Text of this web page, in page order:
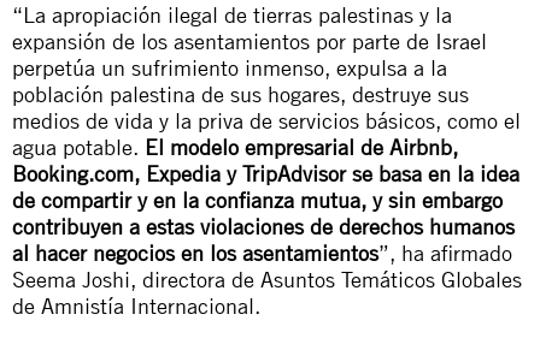
“La apropiación ilegal de tierras palestinas y la
expansión de los asentamientos por parte de Israel
perpetúa un sufrimiento inmenso, expulsa a la
población palestina de sus hogares, destruye sus
medios de vida y la priva de servicios básicos, como el
agua potable. El modelo empresarial de Airbnb,
Booking.com, Expedia y TripAdvisor se basa en la idea
de compartir y en la confianza mutua, y sin embargo
contribuyen a estas violaciones de derechos humanos
al hacer negocios en los asentamientos”, ha afirmado
Seema Joshi, directora de Asuntos Temáticos Globales
de Amnistía Internacional.